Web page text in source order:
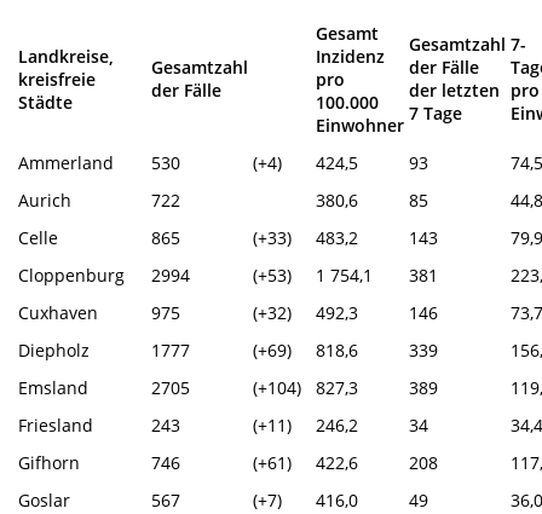
Landkreise,
kreisfreie
Städte
Gesamtzahl
der Fälle
Gesamt
Inzidenz
pro
100.000
Einwohner
Gesamtzahl
der Fälle
der letzten
7 Tage
7-
pro
Ammerland 530 (+4) 424,5 93
Aurich
722 380,6 85
Celle
865 (+33) 483,2 143
Cloppenburg
2994 (+53) 1 754,1 381
Cuxhaven
975 (+32) 492,3 146
Diepholz
1777 (+69) 818,6 339
Emsland
2705 (+104) 827,3 389
Friesland
243 (+11) 246,2 34
Gifhorn
746 (+61) 422,6 208
Goslar
567 (+7) 416,0 49